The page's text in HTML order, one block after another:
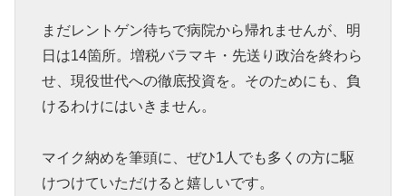
まだレントゲン待ちで病院から帰れませんが、明
日は14箇所。増税バラマキ・先送り政治を終わら
せ、現役世代への徹底投資を。そのためにも、負
けるわけにはいきません。
マイク納めを筆頭に、ぜひ1人でも多くの方に駆
けつけていただけると嬉しいです。